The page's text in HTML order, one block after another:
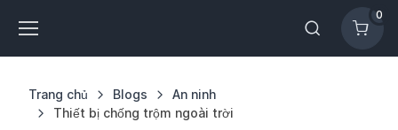
0
Trang chủ Blogs
An ninh
Thiết bị chống trộm ngoài trời